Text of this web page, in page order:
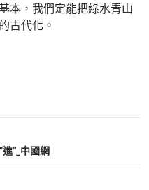
本，我們定能把綠水青山
古代化。
進”_中國網